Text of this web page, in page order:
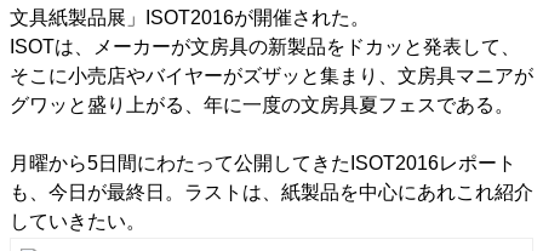
文具紙製品展」ISOT2016が開催された。
ISOTは、メーカーが文房具の新製品をドカッと発表して、
そこに小売店やバイヤーがズザッと集まり、文房具マニアが
グワッと盛り上がる、年に一度の文房具夏フェスである。
月曜から5日間にわたって公開してきたISOT2016レポート
も、今日が最終日。ラストは、紙製品を中心にあれこれ紹介
していきたい。